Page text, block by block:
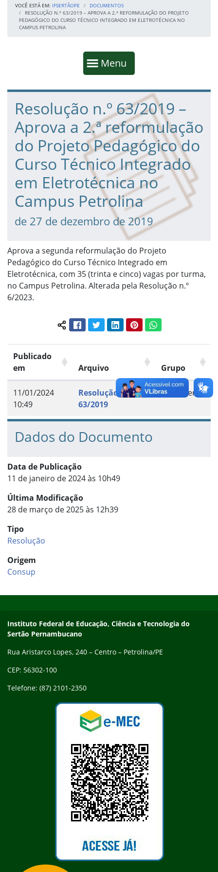
VOCÊ ESTÁ EM: IFSERTÃOPE
DOCUMENTOS
RESOLUÇÃO N.º 63/2019 – APROVA A 2.ª REFORMULAÇÃO DO PROJETO
PEDAGÓGICO DO CURSO TÉCNICO INTEGRADO EM ELETROTÉCNICA NO
CAMPUS PETROLINA
Mostrar
Menu
Fim da navegação
Início do conteúdo
Resolução n.º 63/2019 –
Aprova a 2.ª reformulação
do Projeto Pedagógico do
Curso Técnico Integrado
em Eletrotécnica no
Campus Petrolina
de 27 de dezembro de 2019
Aprova a segunda reformulação do Projeto
Pedagógico do Curso Técnico Integrado em
Eletrotécnica, com 35 (trinta e cinco) vagas por turma,
no Campus Petrolina. Alterada pela Resolução n.º
6/2023.
Compartilhar conteúdo:
FacebookTwitterLinkedInPinterestWhatsApp
Publicado
em
Arquivo Grupo
11/01/2024
10:49
Resolução n.º
63/2019
Documento
Dados do Documento
Data de Publicação
11 de janeiro de 2024 às 10h49
Última Modificação
28 de março de 2025 às 12h39
Tipo
Resolução
Origem
Consup
Endereço
Instituto Federal de Educação, Ciência e Tecnologia do
Sertão Pernambucano
Rua Aristarco Lopes, 240 – Centro – Petrolina/PE
CEP: 56302-100
Telefone: (87) 2101-2350